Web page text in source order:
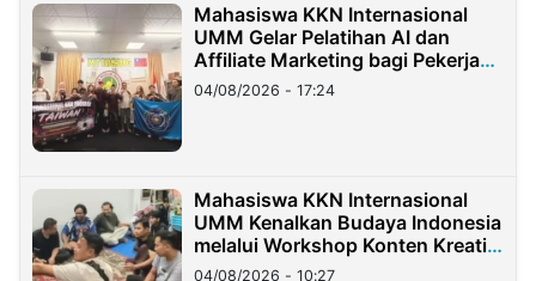
Mahasiswa KKN Internasional
UMM Gelar Pelatihan AI dan
Affiliate Marketing bagi Pekerja
Migran Indonesia di Taiwan
04/08/2026 - 17:24
Mahasiswa KKN Internasional
UMM Kenalkan Budaya Indonesia
melalui Workshop Konten Kreatif
di Taiwan
04/08/2026 - 10:27